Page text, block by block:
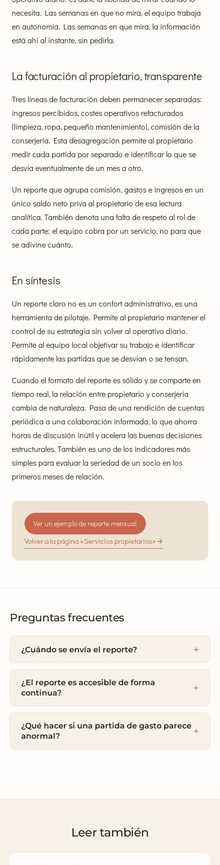
necesita. Las semanas en que no mira, el equipo trabaja
en autonomía. Las semanas en que mira, la información
está ahí al instante, sin pedirla.
La facturación al propietario, transparente
Tres líneas de facturación deben permanecer separadas:
ingresos percibidos, costes operativos refacturados
(limpieza, ropa, pequeño mantenimiento), comisión de la
conserjería. Esta desagregación permite al propietario
medir cada partida por separado e identificar lo que se
desvía eventualmente de un mes a otro.
Un reporte que agrupa comisión, gastos e ingresos en un
único saldo neto priva al propietario de esa lectura
analítica. También denota una falta de respeto al rol de
cada parte: el equipo cobra por un servicio, no para que
se adivine cuánto.
En síntesis
Un reporte claro no es un confort administrativo, es una
herramienta de pilotaje. Permite al propietario mantener el
control de su estrategia sin volver al operativo diario.
Permite al equipo local objetivar su trabajo e identificar
rápidamente las partidas que se desvían o se tensan.
Cuando el formato del reporte es sólido y se comparte en
tiempo real, la relación entre propietario y conserjería
cambia de naturaleza. Pasa de una rendición de cuentas
periódica a una colaboración informada, lo que ahorra
horas de discusión inútil y acelera las buenas decisiones
estructurales. También es uno de los indicadores más
simples para evaluar la seriedad de un socio en los
primeros meses de relación.
Ver un ejemplo de reporte mensual
Volver a la página «Servicios propietarios»→
Preguntas frecuentes
¿Cuándo se envía el reporte?
¿El reporte es accesible de forma
continua?
¿Qué hacer si una partida de gasto parece
anormal?
Leer también